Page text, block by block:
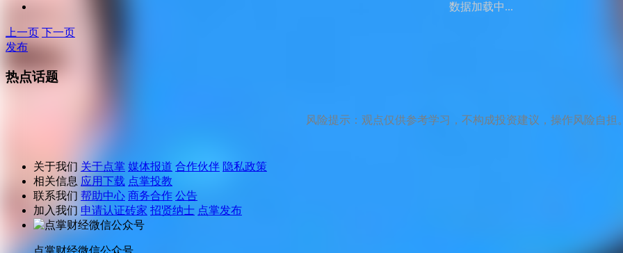
数据加载中...
上一页 下一页
发布
热点话题
风险提示：观点仅供参考学习，不构成投资建议，操作风险自担
关于我们 关于点掌 媒体报道 合作伙伴 隐私政策
相关信息 应用下载 点掌投教
联系我们 帮助中心 商务合作 公告
加入我们 申请认证砖家 招贤纳士 点掌发布
点掌财经微信公众号